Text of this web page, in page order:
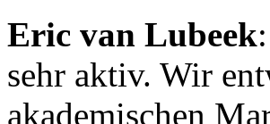
Eric van Lubeek
sehr aktiv. Wir
akademischen